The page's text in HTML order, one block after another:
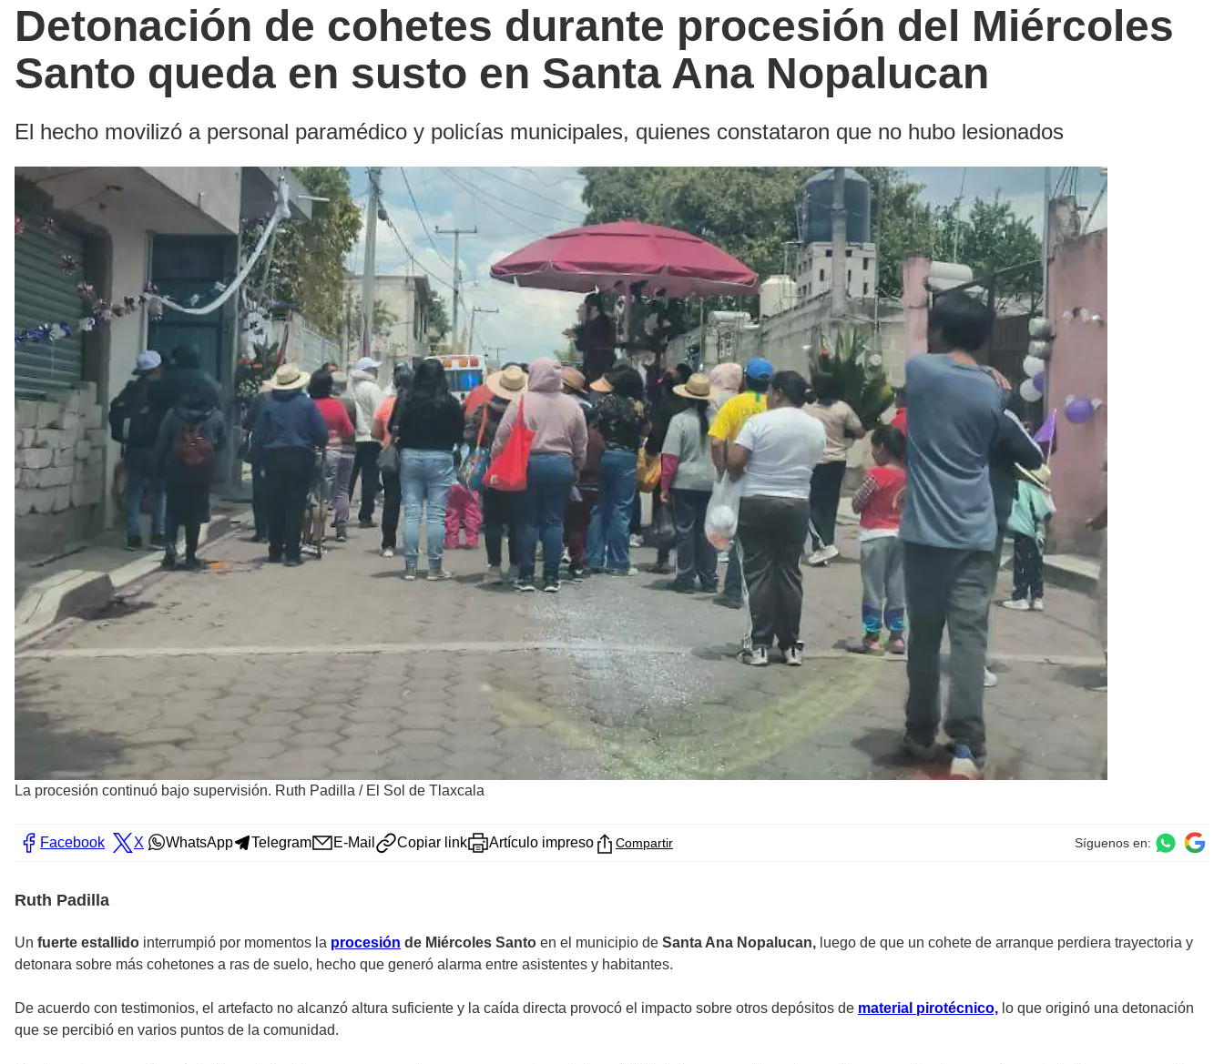
Detonación de cohetes durante procesión del Miércoles
Santo queda en susto en Santa Ana Nopalucan
El hecho movilizó a personal paramédico y policías municipales, quienes constataron que no hubo lesionados
La procesión continuó bajo supervisión. Ruth Padilla / El Sol de Tlaxcala
Facebook X WhatsApp Telegram E-Mail Copiar link Artículo impreso Compartir Síguenos en:
Ruth Padilla
Un fuerte estallido interrumpió por momentos la procesión de Miércoles Santo en el municipio de Santa Ana Nopalucan, luego de que un cohete de arranque perdiera trayectoria y
detonara sobre más cohetones a ras de suelo, hecho que generó alarma entre asistentes y habitantes.
De acuerdo con testimonios, el artefacto no alcanzó altura suficiente y la caída directa provocó el impacto sobre otros depósitos de material pirotécnico, lo que originó una detonación
que se percibió en varios puntos de la comunidad.